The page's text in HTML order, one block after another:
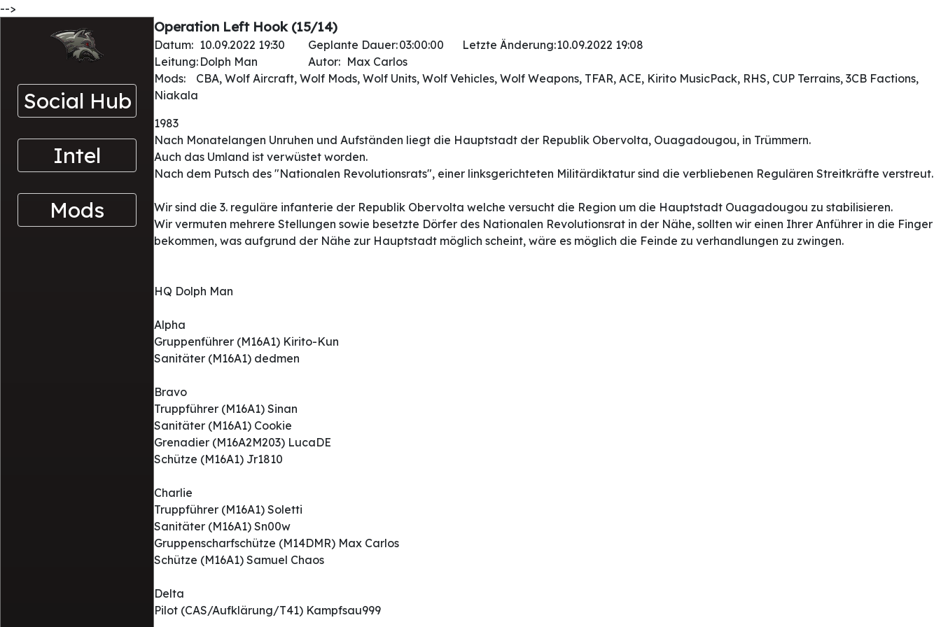
-->
Social Hub
Intel
Mods
Operation Left Hook (15/14)
Datum: 10.09.2022 19:30 Geplante Dauer:03:00:00 Letzte Änderung:10.09.2022 19:08
Leitung: Dolph Man Autor: Max Carlos
Mods:
CBA, Wolf Aircraft, Wolf Mods, Wolf Units, Wolf Vehicles, Wolf Weapons, TFAR, ACE, Kirito MusicPack, RHS, CUP Terrains, 3CB Factions,
Niakala
1983
Nach Monatelangen Unruhen und Aufständen liegt die Hauptstadt der Republik Obervolta, Ouagadougou, in Trümmern.
Auch das Umland ist verwüstet worden.
Nach dem Putsch des "Nationalen Revolutionsrats", einer linksgerichteten Militärdiktatur sind die verbliebenen Regulären Streitkräfte verstreut.
Wir sind die 3. reguläre infanterie der Republik Obervolta welche versucht die Region um die Hauptstadt Ouagadougou zu stabilisieren.
Wir vermuten mehrere Stellungen sowie besetzte Dörfer des Nationalen Revolutionsrat in der Nähe, sollten wir einen Ihrer Anführer in die Finger
bekommen, was aufgrund der Nähe zur Hauptstadt möglich scheint, wäre es möglich die Feinde zu verhandlungen zu zwingen.
HQ Dolph Man
Alpha
Gruppenführer (M16A1) Kirito-Kun
Sanitäter (M16A1) dedmen
Bravo
Truppführer (M16A1) Sinan
Sanitäter (M16A1) Cookie
Grenadier (M16A2M203) LucaDE
Schütze (M16A1) Jr1810
Charlie
Truppführer (M16A1) Soletti
Sanitäter (M16A1) Sn00w
Gruppenscharfschütze (M14DMR) Max Carlos
Schütze (M16A1) Samuel Chaos
Delta
Pilot (CAS/Aufklärung/T41) Kampfsau999